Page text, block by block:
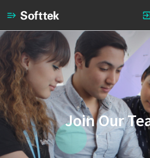
Single
Position
Join Our